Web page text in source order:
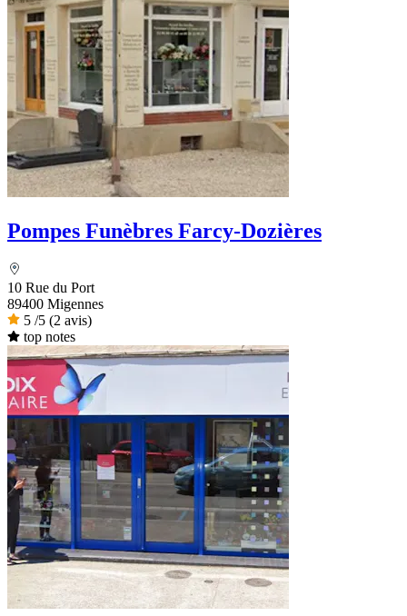
Pompes Funèbres Farcy-Dozières
10 Rue du Port
89400 Migennes
5 /5 (2 avis)
top notes